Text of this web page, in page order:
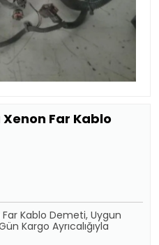
Far Kablo
Kablo Demeti, Uygun
Kargo Ayrıcalığıyla